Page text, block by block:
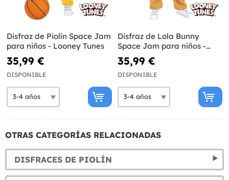
Disfraz de Piolín Space Jam
para niños - Looney Tunes
35,99 €
DISPONIBLE
Disfraz de Lola Bunny
Space Jam para niños -
Looney Tunes
35,99 €
DISPONIBLE
OTRAS CATEGORÍAS RELACIONADAS
DISFRACES DE PIOLÍN